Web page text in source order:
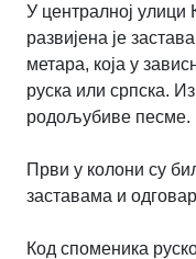
У централној
развијена је
метара, која у
руска или српска.
родољубиве песме.
Први у колони су
заставама и
Код споменика